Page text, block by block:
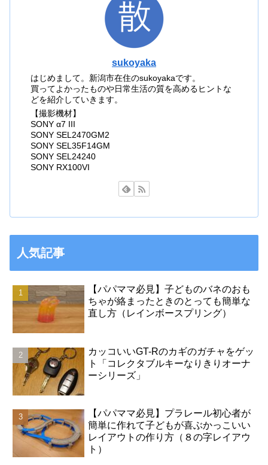
sukoyaka
はじめまして。新潟市在住のsukoyakaです。
買ってよかったものや日常生活の質を高めるヒントな
どを紹介していきます。
【撮影機材】
SONY α7 III
SONY SEL2470GM2
SONY SEL35F14GM
SONY SEL24240
SONY RX100VI
人気記事
【パパママ必見】子どものバネのおも
ちゃが絡まったときのとっても簡単な
直し方（レインボースプリング）
カッコいいGT-Rのカギのガチャをゲッ
ト「コレクタブルキーなりきりオーナ
ーシリーズ」
【パパママ必見】プラレール初心者が
簡単に作れて子どもが喜ぶかっこいい
レイアウトの作り方（８の字レイアウ
ト）